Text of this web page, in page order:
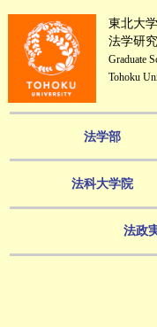
東北大
法学研
Graduate
Tohoku
法学部
法科大学院
法政